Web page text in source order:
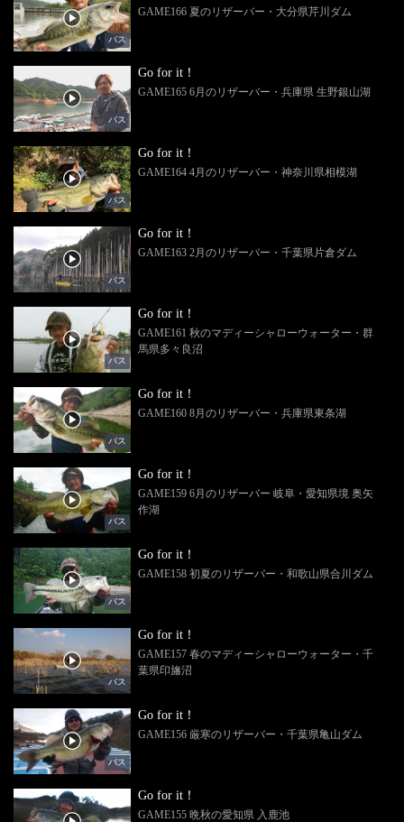
バス
GAME166 夏のリザーバー・大分県芹川ダム
バス
Go for it！
GAME165 6月のリザーバー・兵庫県 生野銀山湖
バス
Go for it！
GAME164 4月のリザーバー・神奈川県相模湖
バス
Go for it！
GAME163 2月のリザーバー・千葉県片倉ダム
バス
Go for it！
GAME161 秋のマディーシャローウォーター・群
馬県多々良沼
バス
Go for it！
GAME160 8月のリザーバー・兵庫県東条湖
バス
Go for it！
GAME159 6月のリザーバー 岐阜・愛知県境 奥矢
作湖
バス
Go for it！
GAME158 初夏のリザーバー・和歌山県合川ダム
バス
Go for it！
GAME157 春のマディーシャローウォーター・千
葉県印旛沼
バス
Go for it！
GAME156 厳寒のリザーバー・千葉県亀山ダム
Go for it！
GAME155 晩秋の愛知県 入鹿池